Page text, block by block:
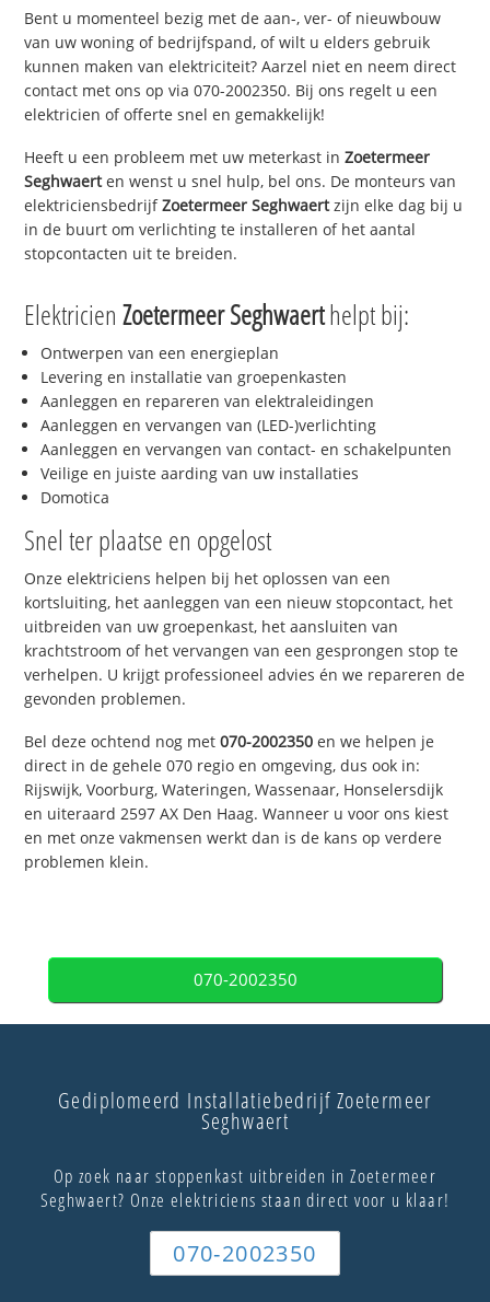
Bent u momenteel bezig met de aan-, ver- of nieuwbouw
van uw woning of bedrijfspand, of wilt u elders gebruik
kunnen maken van elektriciteit? Aarzel niet en neem direct
contact met ons op via 070-2002350. Bij ons regelt u een
elektricien of offerte snel en gemakkelijk!
Heeft u een probleem met uw meterkast inZoetermeer
Seghwaerten wenst u snel hulp, bel ons. De monteurs van
elektriciensbedrijfZoetermeer Seghwaertzijn elke dag bij u
in de buurt om verlichting te installeren of het aantal
stopcontacten uit te breiden.
ElektricienZoetermeer Seghwaerthelpt bij:
Ontwerpen van een energieplan
Levering en installatie van groepenkasten
Aanleggen en repareren van elektraleidingen
Aanleggen en vervangen van (LED-)verlichting
Aanleggen en vervangen van contact- en schakelpunten
Veilige en juiste aarding van uw installaties
Domotica
Snel ter plaatse en opgelost
Onze elektriciens helpen bij het oplossen van een
kortsluiting, het aanleggen van een nieuw stopcontact, het
uitbreiden van uw groepenkast, het aansluiten van
krachtstroom of het vervangen van een gesprongen stop te
verhelpen. U krijgt professioneel advies én we repareren de
gevonden problemen.
Bel deze ochtend nog met070-2002350 en we helpen je
direct in de gehele 070 regio en omgeving, dus ook in:
Rijswijk, Voorburg, Wateringen, Wassenaar, Honselersdijk
en uiteraard 2597 AX Den Haag. Wanneer u voor ons kiest
en met onze vakmensen werkt dan is de kans op verdere
problemen klein.
070-2002350
Gediplomeerd Installatiebedrijf Zoetermeer
Seghwaert
Op zoek naar stoppenkast uitbreiden in Zoetermeer
Seghwaert? Onze elektriciens staan direct voor u klaar!
070-2002350